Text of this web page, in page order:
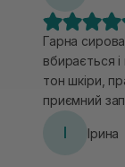
Гарна
вбирається
тон шкіри,
приємний
І Ірина